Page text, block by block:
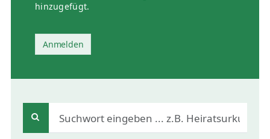
hinzugefügt.
Anmelden